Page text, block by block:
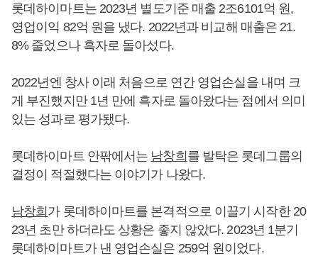
롯데하이마트는 2023년 별도기준 매출 2조6101억 원,
영업이익 82억 원을 냈다. 2022년과 비교해 매출은 21.
8% 줄었으나 흑자로 돌아섰다.
2022년엔 창사 이래 처음으로 연간 영업손실을 내며 크
게 부진했지만 1년 만에 흑자로 돌아왔다는 점에서 의미
있는 성과로 평가됐다.
롯데하이마트 안팎에서는 남창희를 발탁은 롯데그룹의
결정이 적절했다는 이야기가 나왔다.
남창희가 롯데하이마트를 본격적으로 이끌기 시작한 20
23년 초만 하더라도 상황은 좋지 않았다. 2023년 1분기
롯데하이마트가 낸 영업손실은 259억 원이었다.